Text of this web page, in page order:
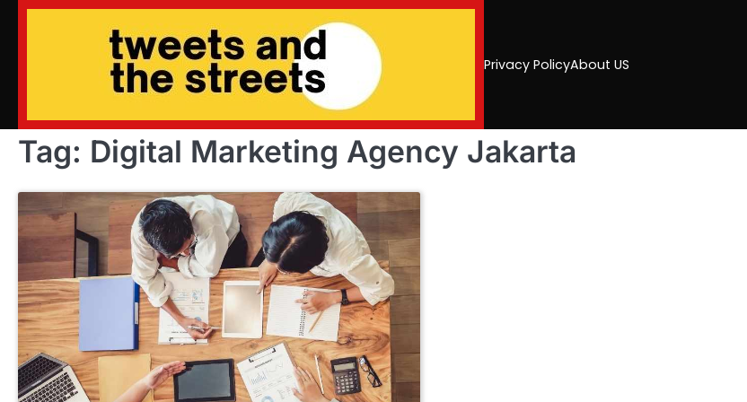
Skip
Privacy PolicyAbout US
Tag: Digital Marketing Agency Jakarta